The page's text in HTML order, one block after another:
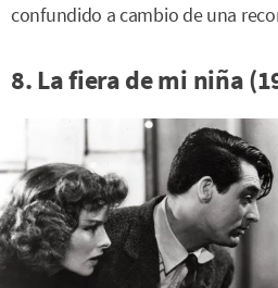
confundido a cambio de una
8. La fiera de mi niña